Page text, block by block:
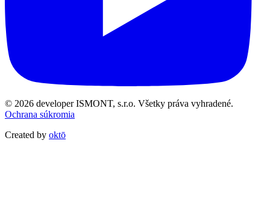
© 2026 developer ISMONT, s.r.o. Všetky práva vyhradené.
Ochrana súkromia
Created by oktō